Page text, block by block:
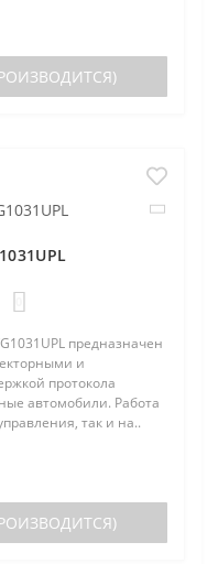
предназначен
и
протокола
автомобили. Работа
так и на..